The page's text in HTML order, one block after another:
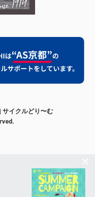
サイクルどり〜む